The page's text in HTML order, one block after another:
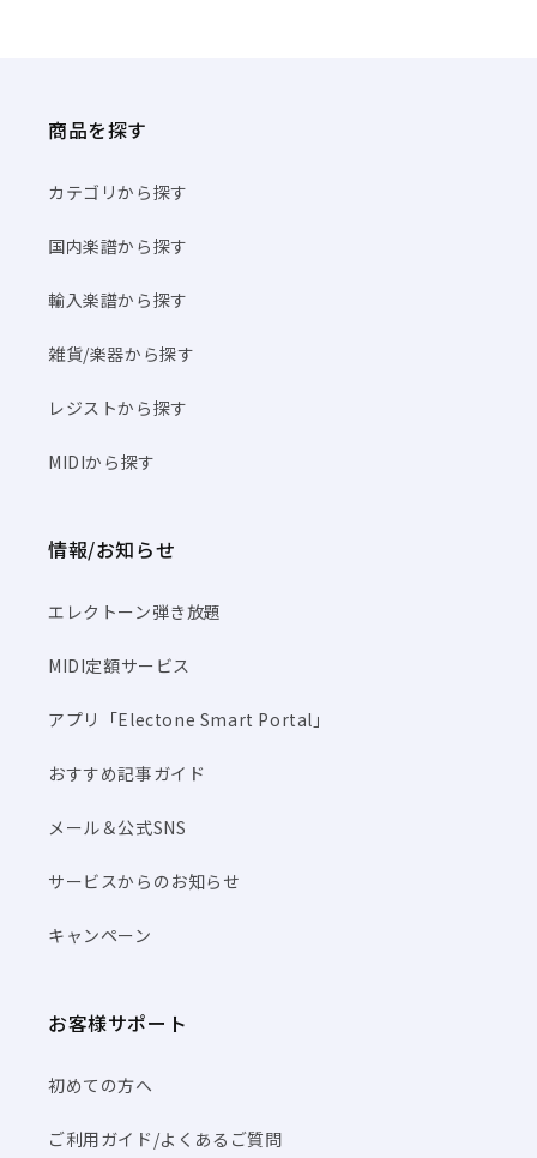
商品を探す
カテゴリから探す
国内楽譜から探す
輸入楽譜から探す
雑貨/楽器から探す
レジストから探す
MIDIから探す
情報/お知らせ
エレクトーン弾き放題
MIDI定額サービス
アプリ「Electone Smart Portal」
おすすめ記事ガイド
メール＆公式SNS
サービスからのお知らせ
キャンペーン
お客様サポート
初めての方へ
ご利用ガイド/よくあるご質問